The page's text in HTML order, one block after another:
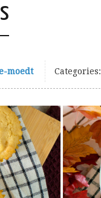
moedt Categories: